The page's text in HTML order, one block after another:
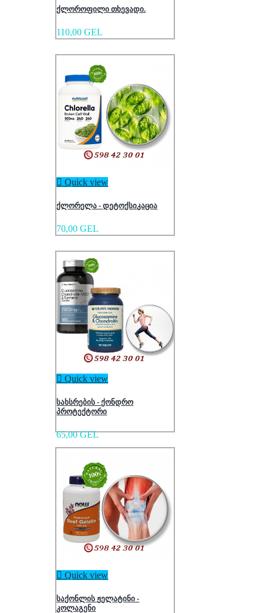
ქლოროფილი თხევადი.
110,00 GEL
 Quick view
ქლორელა - დეტოქსიკაცია
70,00 GEL
 Quick view
სახსრების - ქონდრო
პროტექტორი
65,00 GEL
 Quick view
საქონლის ჟელატინი -
კოლაგენი